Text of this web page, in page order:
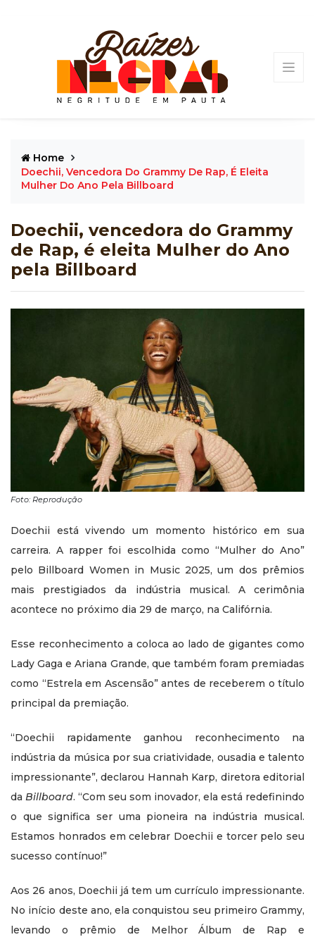
Home
Doechii, Vencedora Do Grammy De Rap, É Eleita
Mulher Do Ano Pela Billboard
Doechii, vencedora do Grammy
de Rap, é eleita Mulher do Ano
pela Billboard
Foto: Reprodução
Doechii está vivendo um momento histórico em sua
carreira. A rapper foi escolhida como “Mulher do Ano”
pelo Billboard Women in Music 2025, um dos prêmios
mais prestigiados da indústria musical. A cerimônia
acontece no próximo dia 29 de março, na Califórnia.
Esse reconhecimento a coloca ao lado de gigantes como
Lady Gaga e Ariana Grande, que também foram premiadas
como “Estrela em Ascensão” antes de receberem o título
principal da premiação.
“Doechii rapidamente ganhou reconhecimento na
indústria da música por sua criatividade, ousadia e talento
impressionante”, declarou Hannah Karp, diretora editorial
da Billboard. “Com seu som inovador, ela está redefinindo
o que significa ser uma pioneira na indústria musical.
Estamos honrados em celebrar Doechii e torcer pelo seu
sucesso contínuo!”
Aos 26 anos, Doechii já tem um currículo impressionante.
No início deste ano, ela conquistou seu primeiro Grammy,
levando o prêmio de Melhor Álbum de Rap e